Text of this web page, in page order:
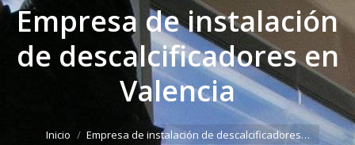
Empresa de instalación
de descalcificadores en
Valencia
Inicio Empresa de instalación de descalcificadores…